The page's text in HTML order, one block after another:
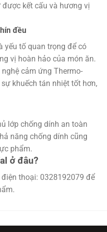
kết cấu và hương vị
đều
yếu tố quan trọng để có
vị hoàn hảo của món ăn.
cảm ứng Thermo-
khuếch tán nhiệt tốt hơn,
lớp chống dính an toàn
năng chống dính cũng
phẩm.
ở đâu?
thoại: 0328192079 để